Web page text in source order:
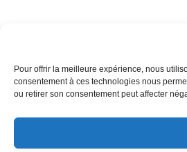
Pour offrir la meilleure expérience, nous
consentement à ces technologies nous
ou retirer son consentement peut affecter